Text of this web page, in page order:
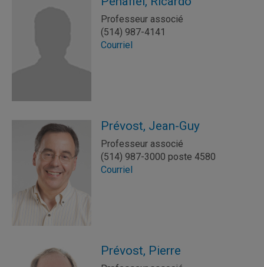
Professeur associé
(514) 987-4141
Courriel
Prévost, Jean-Guy
Professeur associé
(514) 987-3000 poste 4580
Courriel
Prévost, Pierre